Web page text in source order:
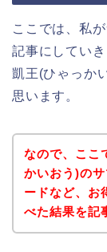
ここでは、私
記事にしてい
凱王(ひゃっか
思います。
なので、ここ
かいおう)の
ードなど、お
べた結果を記